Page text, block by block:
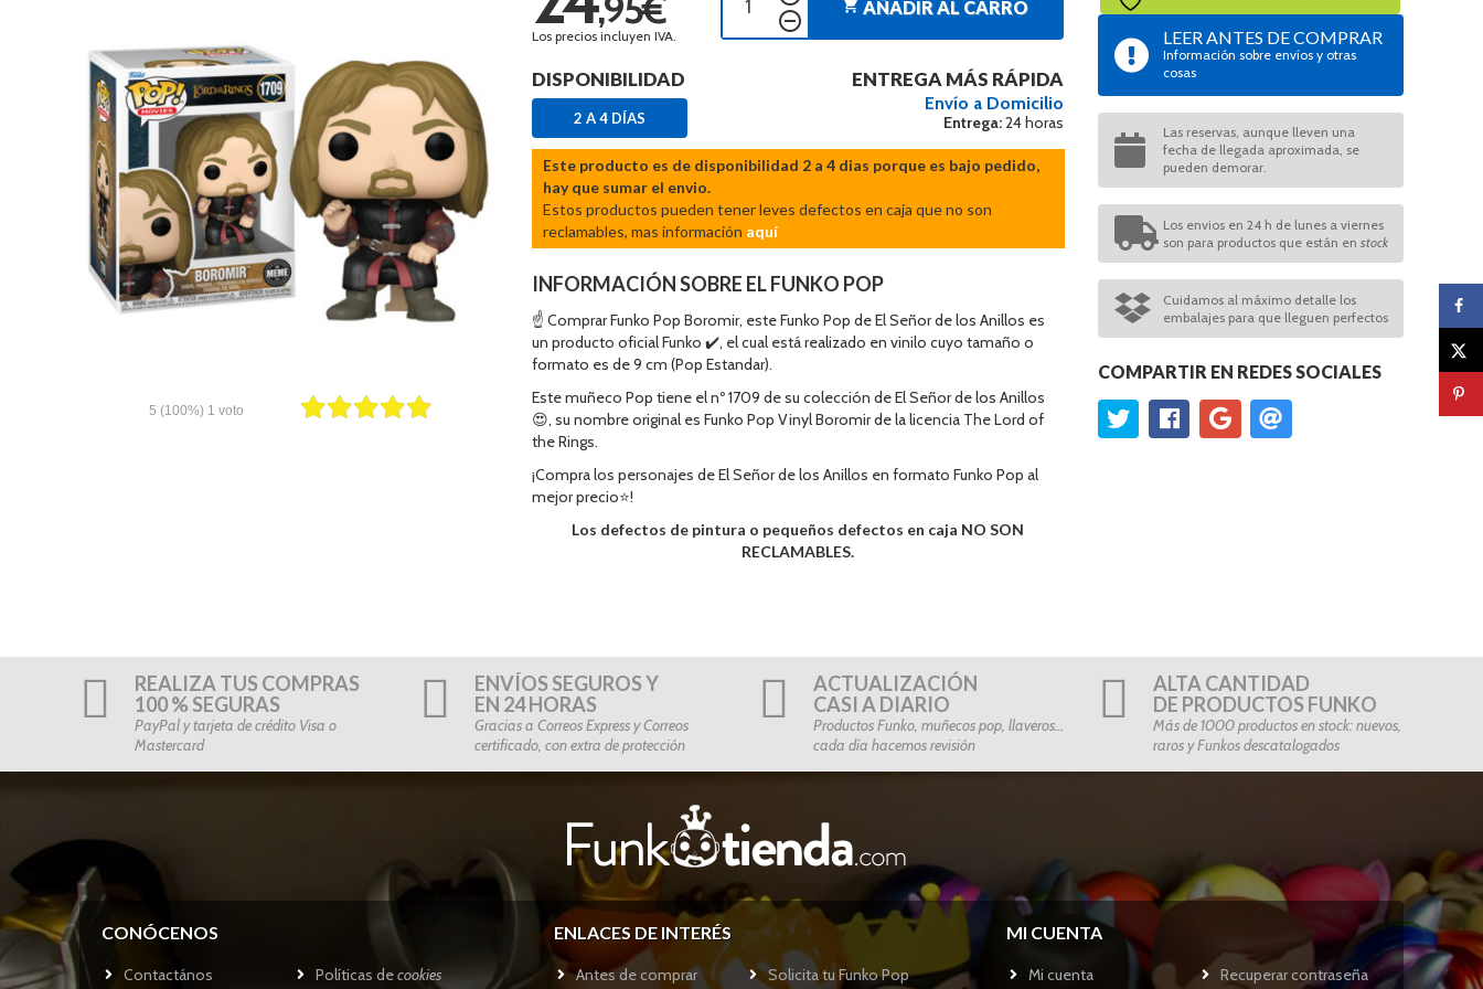
5 (100%) 1 voto
Los precios incluyen IVA.
remove_circle_outline
shopping_cart AÑADIR AL CARRO
DISPONIBILIDAD
2 A 4 DÍAS
ENTREGA MÁS RÁPIDA
Envío a Domicilio
Entrega:24 horas
Este producto es de disponibilidad 2 a 4 dias porque es bajo pedido,
hay que sumar el envio.
Estos productos pueden tener leves defectos en caja que no son
reclamables, mas información aquí
INFORMACIÓN SOBRE EL FUNKO POP
☝ Comprar Funko Pop Boromir, este Funko Pop de El Señor de los Anillos es
un producto oficial Funko ✔️, el cual está realizado en vinilo cuyo tamaño o
formato es de 9 cm (Pop Estandar).
Este muñeco Pop tiene el nº 1709 de su colección de El Señor de los Anillos
😍, su nombre original es Funko Pop Vinyl Boromir de la licencia The Lord of
the Rings.
¡Compra los personajes de El Señor de los Anillos en formato Funko Pop al
mejor precio⭐!
Los defectos de pintura o pequeños defectos en caja NO SON
RECLAMABLES.
LEER ANTES DE COMPRAR
Información sobre envíos y otras
cosas
Las reservas, aunque lleven una
fecha de llegada aproximada, se
pueden demorar.
Los envios en 24 h de lunes a viernes
son para productos que están en stock
Cuidamos al máximo detalle los
embalajes para que lleguen perfectos
COMPARTIR EN REDES SOCIALES
REALIZA TUS COMPRAS
100 % SEGURAS
PayPal y tarjeta de crédito Visa o
Mastercard
ENVÍOS SEGUROS Y
EN 24 HORAS
Gracias a Correos Express y Correos
certificado, con extra de protección
ACTUALIZACIÓN
CASI A DIARIO
Productos Funko, muñecos pop, llaveros…
cada día hacemos revisión
ALTA CANTIDAD
DE PRODUCTOS FUNKO
Más de 1000 productos en stock: nuevos,
raros y Funkos descatalogados
CONÓCENOS
Contactános Políticas decookies
ENLACES DE INTERÉS
Antes de comprar Solicita tu Funko Pop
MI CUENTA
Mi cuenta Recuperar contraseña